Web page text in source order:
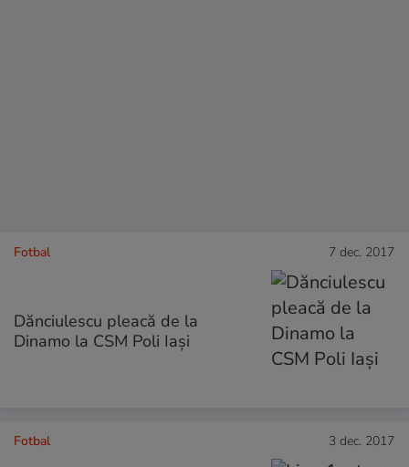
Fotbal 7 dec. 2017
Dănciulescu pleacă de la
Dinamo la CSM Poli Iași
Fotbal 3 dec. 2017